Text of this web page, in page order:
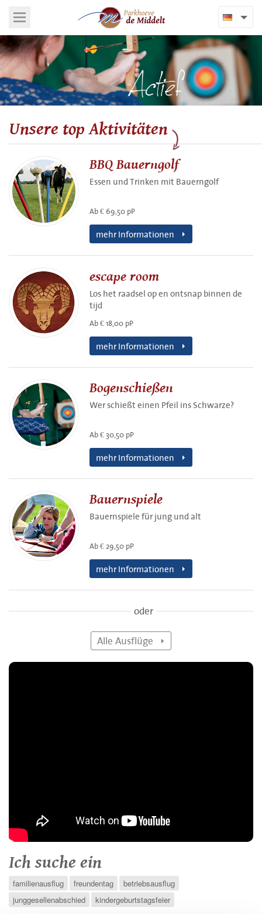
Unsere top Aktivitäten
BBQ Bauerngolf
Essen und Trinken mit Bauerngolf
Ab € 69,50 pP
mehr Informationen
escape room
Los het raadsel op en ontsnap binnen de
tijd
Ab € 18,00 pP
mehr Informationen
Bogenschießen
Wer schießt einen Pfeil ins Schwarze?
Ab € 30,50 pP
mehr Informationen
Bauernspiele
Bauernspiele für jung und alt
Ab € 29,50 pP
mehr Informationen
oder
Alle Ausflüge
Ich suche ein
familienausflug freundentag
betriebsausflug
junggesellenabschied
kindergeburtstagsfeier